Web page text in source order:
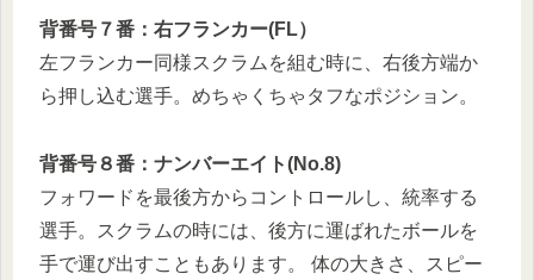
背番号７番：右フランカー(FL）
左フランカー同様スクラムを組む時に、右後方端か
ら押し込む選手。めちゃくちゃタフなポジション。
背番号８番：ナンバーエイト(No.8)
フォワードを最後方からコントロールし、統率する
選手。スクラムの時には、後方に運ばれたボールを
手で運び出すこともあります。 体の大きさ、スピー